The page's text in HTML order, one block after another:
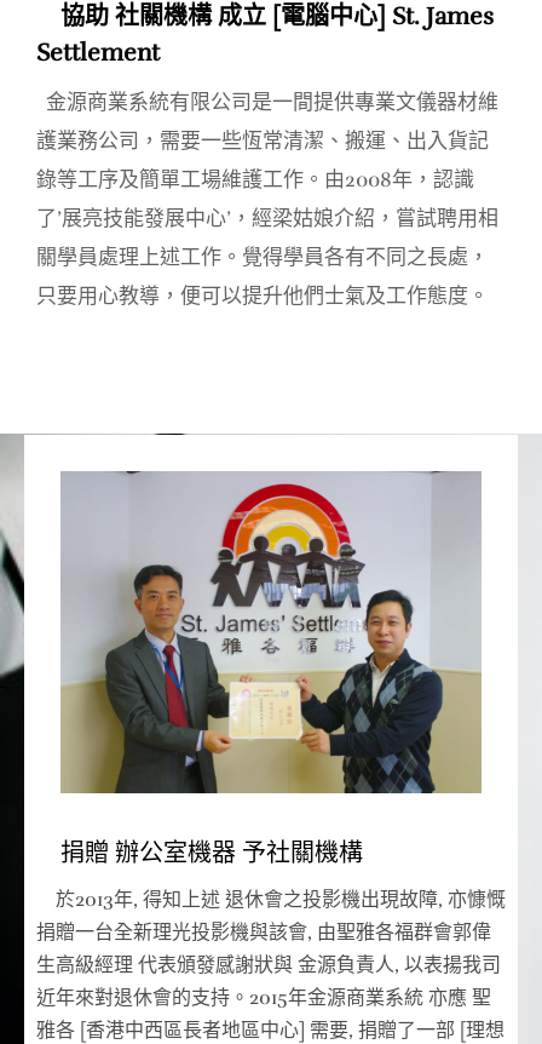
協助 社關機構 成立 [電腦中心] St. James
Settlement
金源商業系統有限公司是一間提供專業文儀器材維
護業務公司，需要一些恆常清潔、搬運、出入貨記
錄等工序及簡單工場維護工作。由2008年，認識
了’展亮技能發展中心’，經梁姑娘介紹，嘗試聘用相
關學員處理上述工作。覺得學員各有不同之長處，
只要用心教導，便可以提升他們士氣及工作態度。
捐贈 辦公室機器 予社關機構
於2013年, 得知上述 退休會之投影機出現故障, 亦慷慨
捐贈一台全新理光投影機與該會, 由聖雅各福群會郭偉
生高級經理 代表頒發感謝狀與 金源負責人, 以表揚我司
近年來對退休會的支持。2015年金源商業系統 亦應 聖
雅各 [香港中西區長者地區中心] 需要, 捐贈了一部 [理想